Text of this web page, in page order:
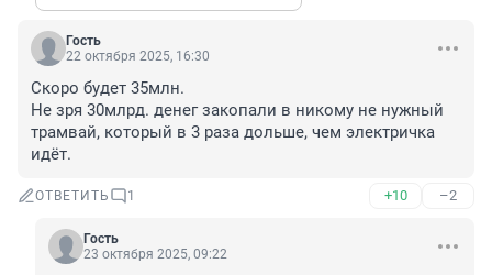
Гость
22 октября 2025, 16:30
Скоро будет 35млн.
Не зря 30млрд. денег закопали в никому не нужный
трамвай, который в 3 раза дольше, чем электричка
идёт.
ОТВЕТИТЬ 1 +10 –2
Гость
23 октября 2025, 09:22